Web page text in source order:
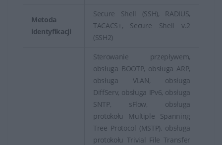
Metoda
identyfikacji
Secure Shell (SSH), RADIUS,
TACACS+, Secure Shell v.2
(SSH2)
Sterowanie przepływem,
obsługa BOOTP, obsługa ARP,
obsługa VLAN, obsługa
DiffServ, obsługa IPv6, obsługa
SNTP, sFlow, obsługa
protokołu Multiple Spanning
Tree Protocol (MSTP), obsługa
protokołu Trivial File Transfer